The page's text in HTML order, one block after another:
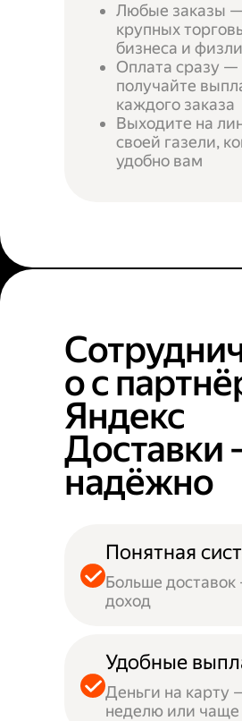
Любые заказы
крупных
бизнеса и
Оплата сразу —
получайте
каждого заказа
Выходите на
своей газели,
удобно вам
о с
Яндекс
Доставки
надёжно
Понятная
Больше
доход
Удобные
Деньги на карту
неделю или чаще